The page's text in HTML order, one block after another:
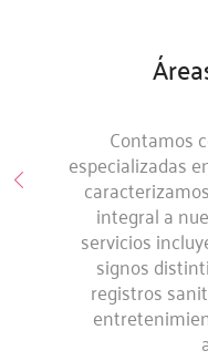
Contamos
especializadas
integral a
servicios
signos
registros